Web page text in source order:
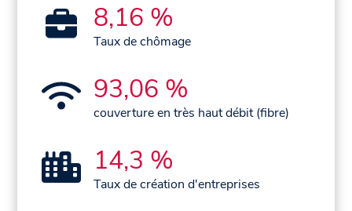
8,16 %
Taux de chômage
93,06 %
couverture en très haut débit (fibre)
14,3 %
Taux de création d'entreprises